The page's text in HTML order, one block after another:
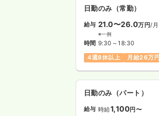
日勤のみ（常勤）
給与 21.0〜26.0万円/月
※一例
時間 9:30～18:30
4週8休以上
月給26万
日勤のみ（パート）
給与 時給1,100円〜